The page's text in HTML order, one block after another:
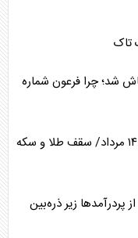
تاک
شد؛ چرا فرعون شماره
آخرین قیمت طلا و سکه امروز چهارشنبه ۱۴ مرداد/ سقف طلا و سکه
پردرآمد‌ها زیر ذره‌بین